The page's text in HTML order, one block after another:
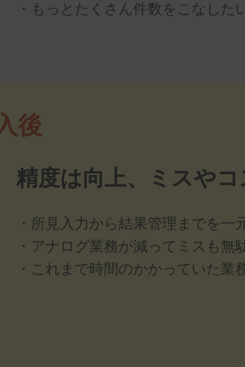
・もっとたくさん件数をこなし
後
精度は向上、ミスやコ
・所見入力から結果管理までを一
・アナログ業務が減ってミスも無
・これまで時間のかかっていた業